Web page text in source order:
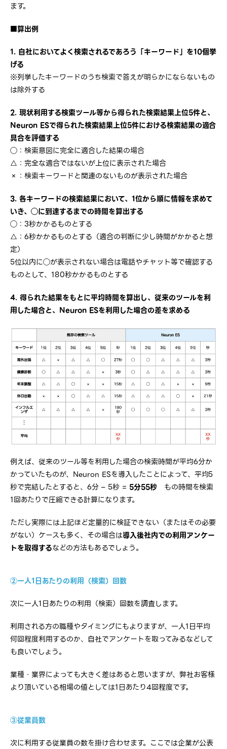
ます。
■算出例
1. 自社においてよく検索されるであろう「キーワード」を10個挙
げる
※列挙したキーワードのうち検索で答えが明らかにならないもの
は除外する
2. 現状利用する検索ツール等から得られた検索結果上位5件と、
Neuron ESで得られた検索結果上位5件における検索結果の適合
具合を評価する
◯：検索意図に完全に適合した結果の場合
△：完全な適合ではないが上位に表示された場合
×：検索キーワードと関連のないものが表示された場合
3. 各キーワードの検索結果において、1位から順に情報を求めて
いき、◯に到達するまでの時間を算出する
◯：3秒かかるものとする
△：6秒かかるものとする（適合の判断に少し時間がかかると想
定）
5位以内に◯が表示されない場合は電話やチャット等で確認する
ものとして、180秒かかるものとする
4. 得られた結果をもとに平均時間を算出し、従来のツールを利
用した場合と、Neuron ESを利用した場合の差を求める
例えば、従来のツール等を利用した場合の検索時間が平均6分か
かっていたものが、Neuron ESを導入したことによって、平均5
秒で完結したとすると、6分 – 5秒 = 5分55秒もの時間を検索
1回あたりで圧縮できる計算になります。
ただし実際には上記ほど定量的に検証できない（またはその必要
がない）ケースも多く、その場合は導入後社内での利用アンケー
トを取得するなどの方法もあるでしょう。
②一人1日あたりの利用（検索）回数
次に一人1日あたりの利用（検索）回数を調査します。
利用される方の職種やタイミングにもよりますが、一人1日平均
何回程度利用するのか、自社でアンケートを取ってみるなどして
も良いでしょう。
業種・業界によっても大きく差はあると思いますが、弊社お客様
より頂いている相場の値としては1日あたり4回程度です。
③従業員数
次に利用する従業員の数を掛け合わせます。ここでは企業が公表